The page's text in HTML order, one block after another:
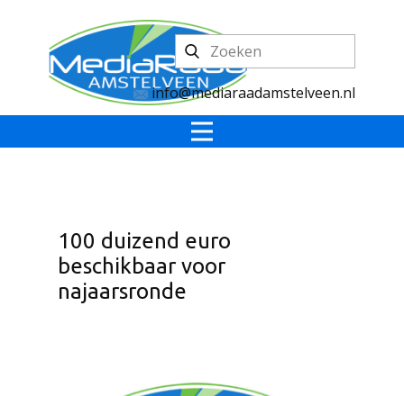
info@mediaraadamstelveen.nl
100 duizend euro
beschikbaar voor
najaarsronde